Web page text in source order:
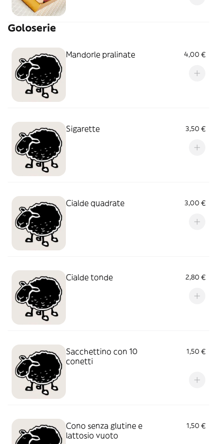
Goloserie
Mandorle pralinate 4,00 €
Sigarette 3,50 €
Cialde quadrate 3,00 €
Cialde tonde 2,80 €
Sacchettino con 10
conetti
1,50 €
Cono senza glutine e
lattosio vuoto
1,50 €